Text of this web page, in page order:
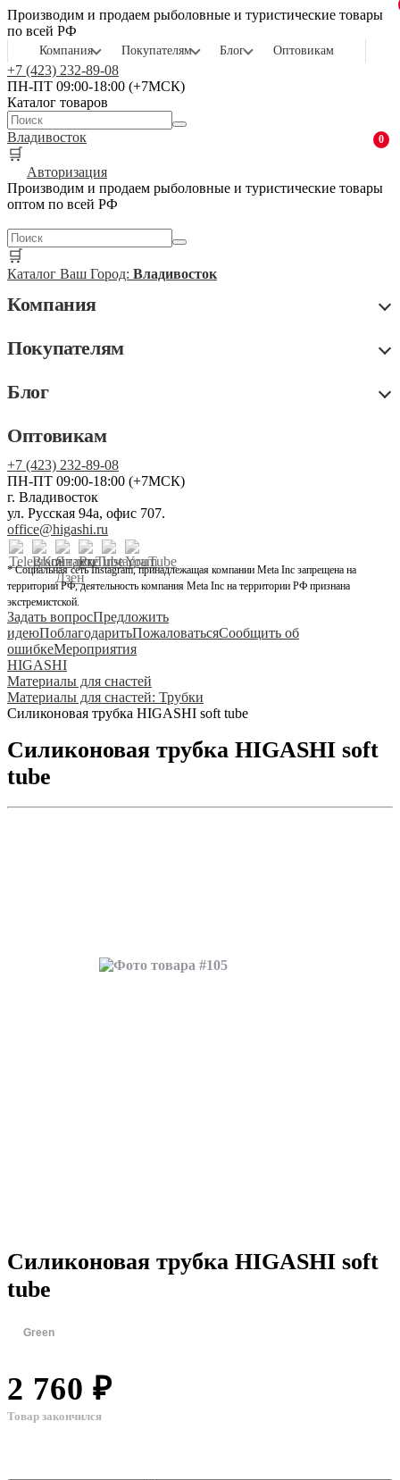
Производим и продаем рыболовные и туристические товары
по всей РФ
Компания Покупателям Блог Оптовикам
+7 (423) 232-89-08
ПН-ПТ 09:00-18:00 (+7МСК)
Каталог товаров
Владивосток
🛒
0
Авторизация
Производим и продаем рыболовные и туристические товары
оптом по всей РФ
🛒
Каталог Ваш Город: Владивосток
Компания
Покупателям
Блог
Оптовикам
+7 (423) 232-89-08
ПН-ПТ 09:00-18:00 (+7МСК)
г. Владивосток
ул. Русская 94а, офис 707.
office@higashi.ru
* Социальная сеть Instagram, принадлежащая компании Meta Inc запрещена на
территории РФ, деятельность компания Meta Inc на территории РФ признана
экстремистской.
Задать вопросПредложить
идеюПоблагодаритьПожаловатьсяСообщить об
ошибкеМероприятия
HIGASHI
Материалы для снастей
Материалы для снастей: Трубки
Силиконовая трубка HIGASHI soft tube
Силиконовая трубка HIGASHI soft
tube
Силиконовая трубка HIGASHI soft
tube
Green
2 760 ₽
Товар закончился